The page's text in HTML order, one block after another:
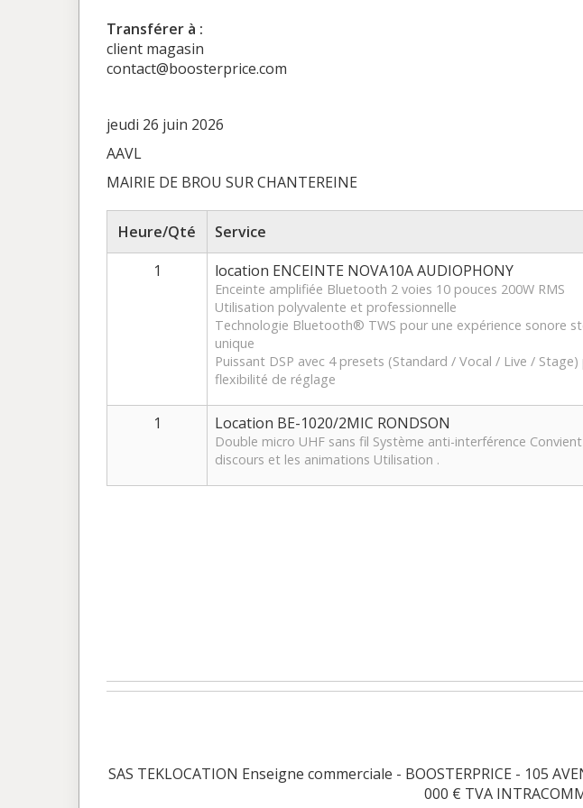
Transférer à :
client magasin
contact@boosterprice.com
jeudi 26 juin 2026
AAVL
MAIRIE DE BROU SUR CHANTEREINE
Heure/Qté Service
1
location ENCEINTE NOVA10A AUDIOPHONY
Enceinte amplifiée Bluetooth 2 voies 10 pouces 200W RMS
Utilisation polyvalente et professionnelle
Technologie Bluetooth® TWS pour une expérience sonore
unique
Puissant DSP avec 4 presets (Standard / Vocal / Live / Stage)
flexibilité de réglage
1 Location BE-1020/2MIC RONDSON
Double micro UHF sans fil Système anti-interférence
discours et les animations Utilisation .
SAS TEKLOCATION Enseigne commerciale - BOOSTERPRICE - 105
000 € TVA